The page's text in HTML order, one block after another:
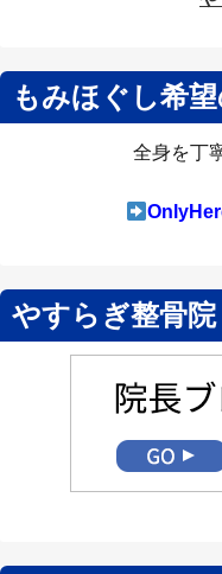
もみほぐし希
全身を丁
やすらぎ整骨